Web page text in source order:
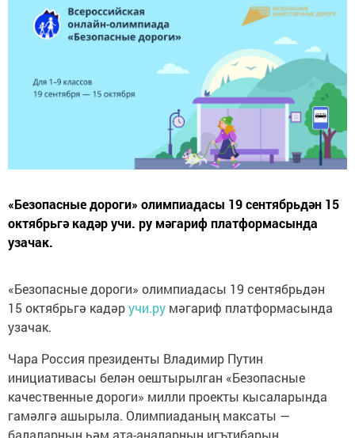
«Безопасные дороги» олимпиадасы 19 сентябрьдән 15
октябрьгә кадәр учи. ру мәгариф платформасында
узачак.
«Безопасные дороги» олимпиадасы 19 сентябрьдән
15 октябрьгә кадәручи.ру мәгариф платформасында
узачак.
Чара Россия президенты Владимир Путин
инициативасы белән оештырылган «Безопасные
качественные дороги» милли проекты кысаларында
гамәлгә ашырыла. Олимпиаданың максаты —
балаларның һәм ата-аналарның игътибарын